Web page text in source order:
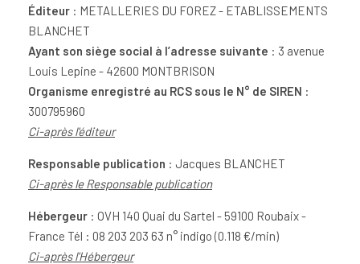
Éditeur : METALLERIES DU FOREZ - ETABLISSEMENTS
BLANCHET
Ayant son siège social à l’adresse suivante : 3 avenue
Louis Lepine - 42600 MONTBRISON
Organisme enregistré au RCS sous le N° de SIREN :
300795960
Ci-après l'éditeur
Responsable publication : Jacques BLANCHET
Ci-après le Responsable publication
Hébergeur : OVH 140 Quai du Sartel - 59100 Roubaix -
France Tél : 08 203 203 63 n° indigo (0.118 €/min)
Ci-après l'Hébergeur